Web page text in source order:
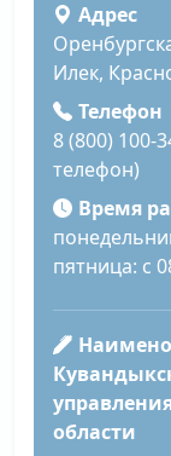
Адрес
Илек,
Телефон
8 (800) 100-
телефон)
Время
пятница: с
области